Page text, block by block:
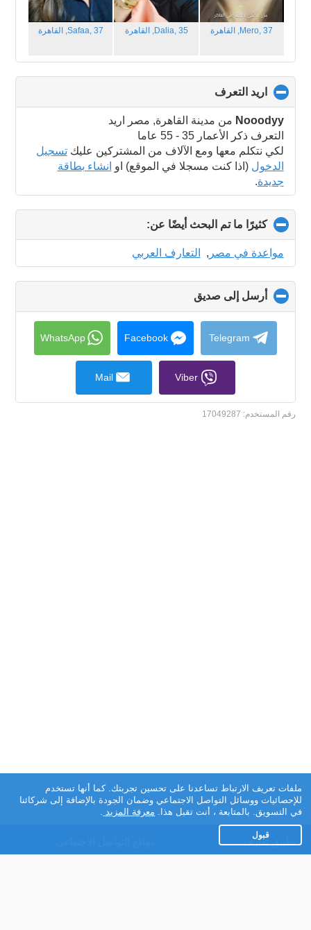
Mero, 37, القاهرة Dalia, 35, القاهرة Safaa, 37, القاهرة
اريد التعرف
to
collapse
contents
Nooodyy من مدينة القاهرة, مصر اريد
التعرف ذكر الأعمار 35 - 55 عاما
لكي نتكلم معها ومع الآلاف من المشتركين عليكتسجيل
الدخول (اذا كنت مسجلا في الموقع) او انشاء بطاقة
جديدة.
كثيرًا ما تم البحث أيضًا عن:
to
collapse
contents
مواعدة في مصر , التعارف العربي
أرسل إلى صديق
to
collapse
contents
Telegram
Facebook
WhatsApp
Viber
Mail
رقم المستخدم: 17049287
تطبيق تعارف
ملفات تعريف الارتباط تساعدنا على تحسين تجربتك. كما أنها تستخدم
للإحصائيات ووسائل التواصل الاجتماعي وضمان الجودة بالإضافة إلى شركائنا
في التسويق. بالمتابعة ، أنت تقبل هذا. معرفة المزيد .
قبول